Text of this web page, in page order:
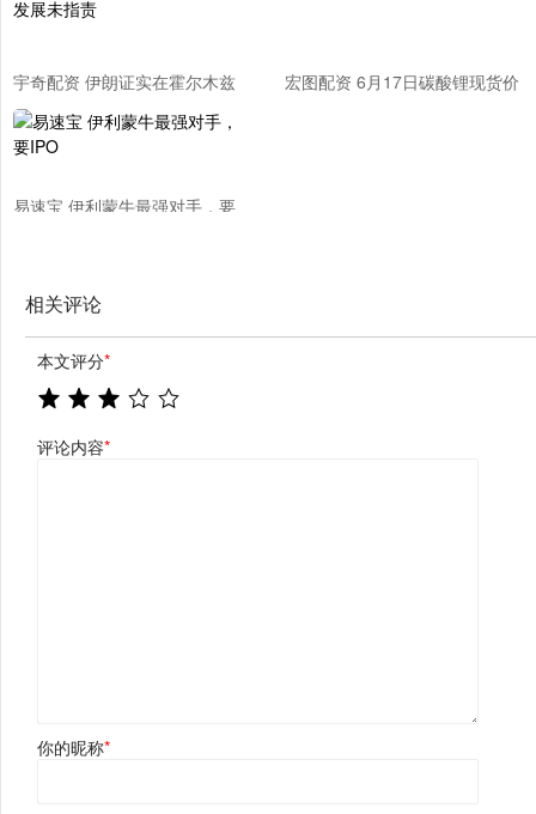
宇奇配资 伊朗证实在霍尔木兹
海峡扣押油轮 美方监控事态发
展未指责
宏图配资 6月17日碳酸锂现货价
易速宝 伊利蒙牛最强对手，要
相关评论
本文评分*
评论内容*
你的昵称*